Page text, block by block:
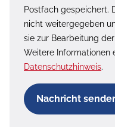
Postfach gespeichert.
nicht weitergegeben
sie zur Bearbeitung
Weitere Informationen
Datenschutzhinweis.
Nachricht